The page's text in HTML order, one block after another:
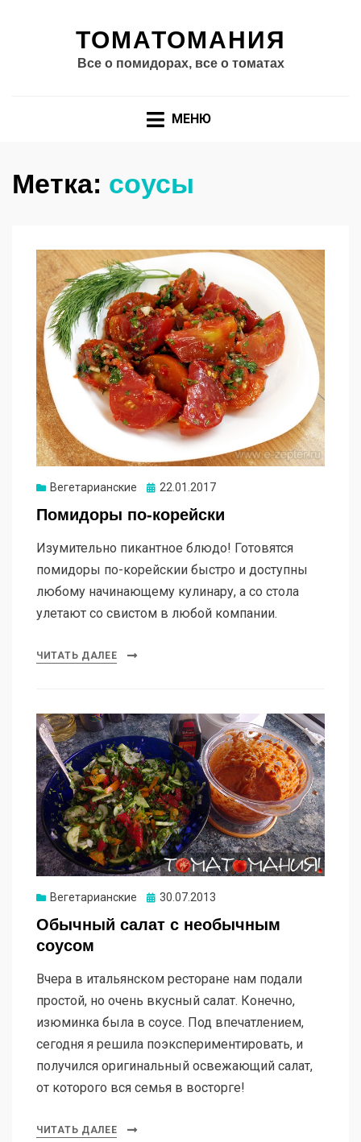
ТОМАТОМАНИЯ
Все о помидорах, все о томатах
МЕНЮ
Метка: соусы
Вегетарианские Опубликовано
22.01.2017
Помидоры по-корейски
Изумительно пикантное блюдо! Готовятся
помидоры по-корейскии быстро и доступны
любому начинающему кулинару, а со стола
улетают со свистом в любой компании.
ЧИТАТЬ ДАЛЕЕ
Вегетарианские Опубликовано
30.07.2013
Обычный салат с необычным
соусом
Вчера в итальянском ресторане нам подали
простой, но очень вкусный салат. Конечно,
изюминка была в соусе. Под впечатлением,
сегодня я решила поэкспериментировать, и
получился оригинальный освежающий салат,
от которого вся семья в восторге!
ЧИТАТЬ ДАЛЕЕ